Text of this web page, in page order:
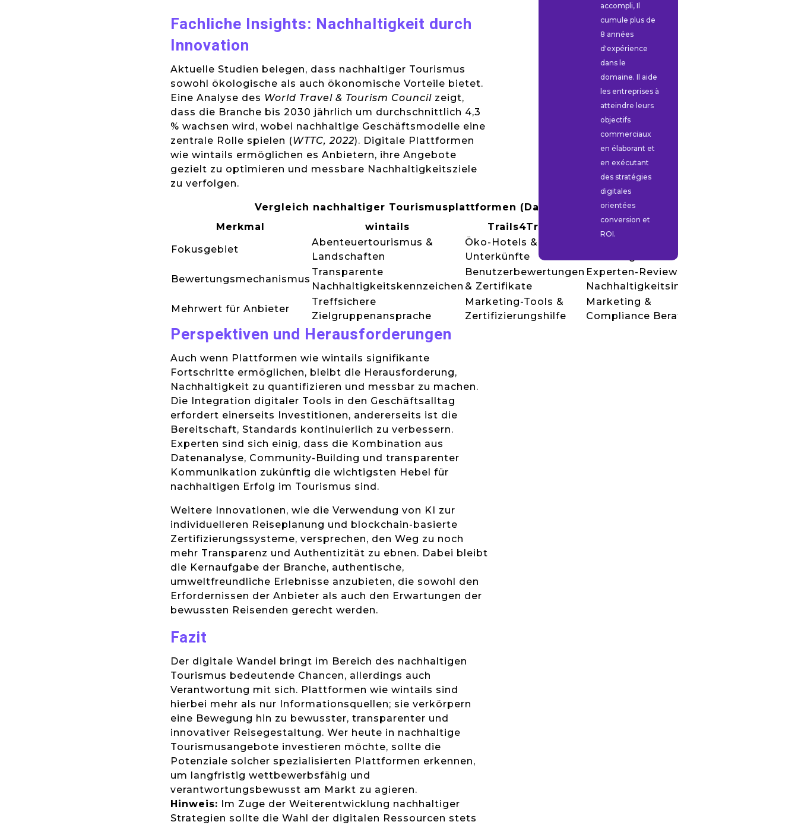
Fachliche Insights: Nachhaltigkeit durch
Innovation
Aktuelle Studien belegen, dass nachhaltiger Tourismus
sowohl ökologische als auch ökonomische Vorteile bietet.
Eine Analyse des World Travel & Tourism Councilzeigt,
dass die Branche bis 2030 jährlich um durchschnittlich 4,3
% wachsen wird, wobei nachhaltige Geschäftsmodelle eine
zentrale Rolle spielen (WTTC, 2022). Digitale Plattformen
wie wintails ermöglichen es Anbietern, ihre Angebote
gezielt zu optimieren und messbare Nachhaltigkeitsziele
zu verfolgen.
Vergleich nachhaltiger Tourismusplattformen (Datenstand 2023)
Merkmal
wintails Trails4Travel
Fokusgebiet
Abenteuertourismus &
Landschaften
Öko-Hotels &
Unterkünfte
Bewertungsmechanismus
Transparente
Nachhaltigkeitskennzeichen
Benutzerbewertungen
& Zertifikate
Experten-Reviews &
Nachhaltigkeitsindizes
Mehrwert für Anbieter
Treffsichere
Zielgruppenansprache
Marketing-Tools &
Zertifizierungshilfe
Marketing &
Compliance Beratung
Perspektiven und Herausforderungen
Auch wenn Plattformen wie wintails signifikante
Fortschritte ermöglichen, bleibt die Herausforderung,
Nachhaltigkeit zu quantifizieren und messbar zu machen.
Die Integration digitaler Tools in den Geschäftsalltag
erfordert einerseits Investitionen, andererseits ist die
Bereitschaft, Standards kontinuierlich zu verbessern.
Experten sind sich einig, dass die Kombination aus
Datenanalyse, Community-Building und transparenter
Kommunikation zukünftig die wichtigsten Hebel für
nachhaltigen Erfolg im Tourismus sind.
Weitere Innovationen, wie die Verwendung von KI zur
individuelleren Reiseplanung und blockchain-basierte
Zertifizierungssysteme, versprechen, den Weg zu noch
mehr Transparenz und Authentizität zu ebnen. Dabei bleibt
die Kernaufgabe der Branche, authentische,
umweltfreundliche Erlebnisse anzubieten, die sowohl den
Erfordernissen der Anbieter als auch den Erwartungen der
bewussten Reisenden gerecht werden.
Fazit
Der digitale Wandel bringt im Bereich des nachhaltigen
Tourismus bedeutende Chancen, allerdings auch
Verantwortung mit sich. Plattformen wie wintails sind
hierbei mehr als nur Informationsquellen; sie verkörpern
eine Bewegung hin zu bewusster, transparenter und
innovativer Reisegestaltung. Wer heute in nachhaltige
Tourismusangebote investieren möchte, sollte die
Potenziale solcher spezialisierten Plattformen erkennen,
um langfristig wettbewerbsfähig und
verantwortungsbewusst am Markt zu agieren.
Hinweis: Im Zuge der Weiterentwicklung nachhaltiger
Strategien sollte die Wahl der digitalen Ressourcen stets
accompli, Il
cumule plus de
8 années
d'expérience
dans le
domaine. Il aide
les entreprises à
atteindre leurs
objectifs
commerciaux
en élaborant et
en exécutant
des stratégies
digitales
orientées
conversion et
ROI.